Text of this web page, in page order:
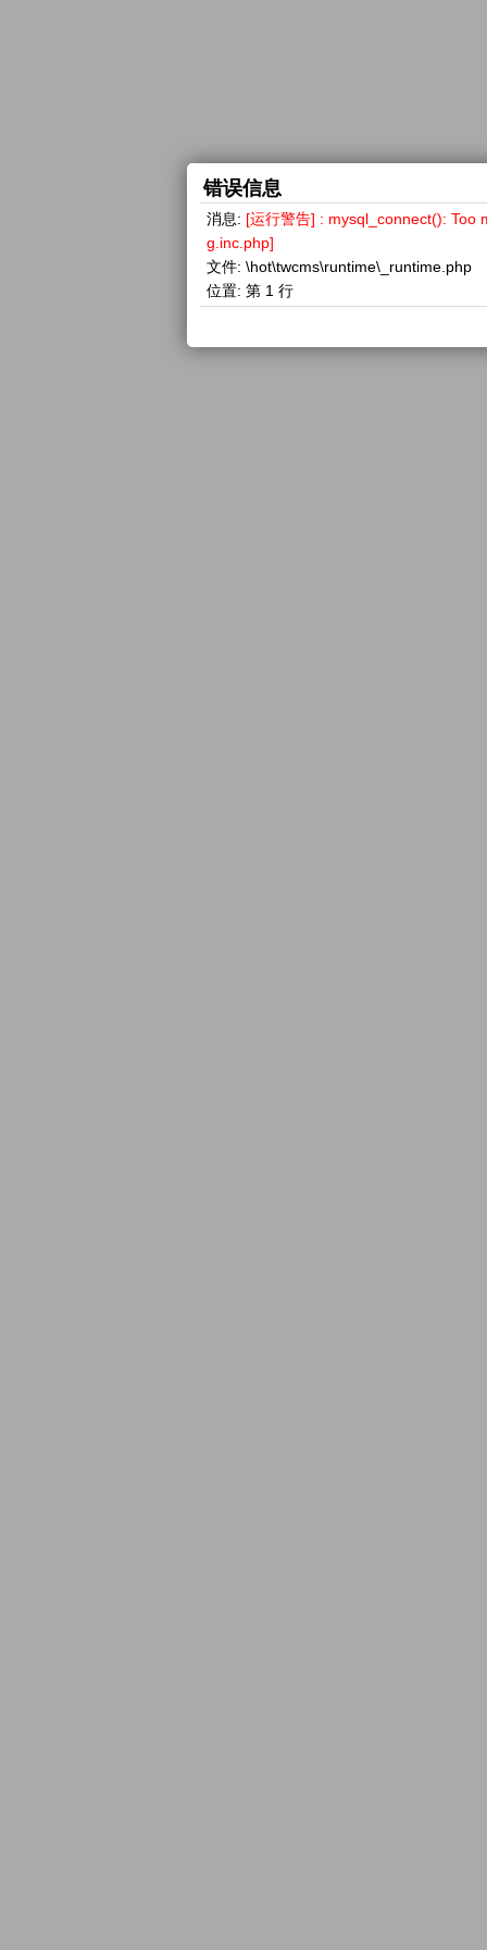
错误信息
消息: [运行警告] : mysql_connect(): Too
g.inc.php]
文件: \hot\twcms\runtime\_runtime.php
位置: 第 1 行